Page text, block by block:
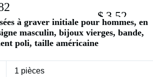
Lapis Lazuli naturelle, signet, grands
MAINTENANT
VQYSKO – Bracelet torsadé
ACHETER
  $
  3.52
  $
  7.34
à graver initiale pour hommes, en
masculin, bijoux vierges, bande,
poli, taille américaine
1 pièces